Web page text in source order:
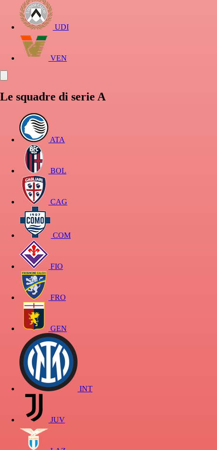
UDI
VEN
Le squadre di serie A
ATA
BOL
CAG
COM
FIO
FRO
GEN
INT
JUV